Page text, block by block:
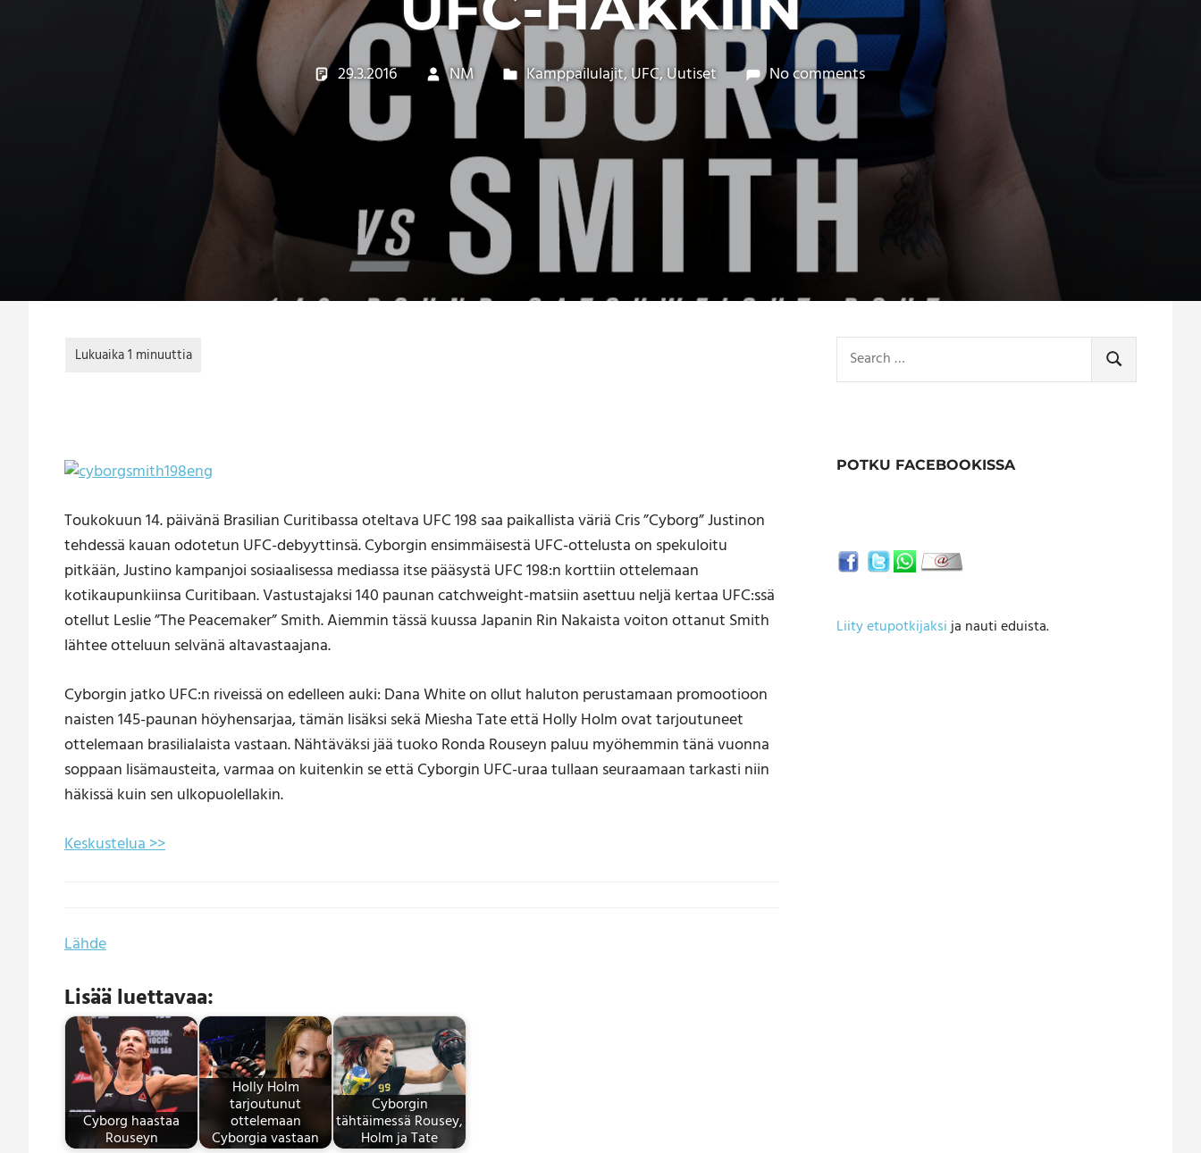
29.3.2016 NM Kamppailulajit,UFC,Uutiset No comments
Toukokuun 14. päivänä Brasilian Curitibassa oteltava UFC 198 saa paikallista väriä Cris ”Cyborg” Justinon
tehdessä kauan odotetun UFC-debyyttinsä. Cyborgin ensimmäisestä UFC-ottelusta on spekuloitu
pitkään, Justino kampanjoi sosiaalisessa mediassa itse pääsystä UFC 198:n korttiin ottelemaan
kotikaupunkiinsa Curitibaan. Vastustajaksi 140 paunan catchweight-matsiin asettuu neljä kertaa UFC:ssä
otellut Leslie ”The Peacemaker” Smith. Aiemmin tässä kuussa Japanin Rin Nakaista voiton ottanut Smith
lähtee otteluun selvänä altavastaajana.
Cyborgin jatko UFC:n riveissä on edelleen auki: Dana White on ollut haluton perustamaan promootioon
naisten 145-paunan höyhensarjaa, tämän lisäksi sekä Miesha Tate että Holly Holm ovat tarjoutuneet
ottelemaan brasilialaista vastaan. Nähtäväksi jää tuoko Ronda Rouseyn paluu myöhemmin tänä vuonna
soppaan lisämausteita, varmaa on kuitenkin se että Cyborgin UFC-uraa tullaan seuraamaan tarkasti niin
häkissä kuin sen ulkopuolellakin.
Keskustelua >>
Lähde
Lisää luettavaa:
Cyborg haastaa
Rouseyn
Holly Holm
tarjoutunut
ottelemaan
Cyborgia vastaan
Cyborgin
tähtäimessä Rousey,
Holm ja Tate
for:
SEARCH
POTKU FACEBOOKISSA
Liity etupotkijaksija nauti eduista.